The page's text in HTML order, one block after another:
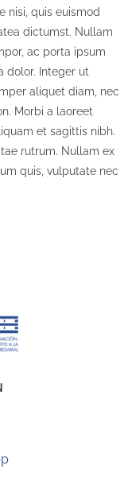
nisi, quis euismod
dictumst. Nullam
ac porta ipsum
dolor. Integer ut
aliquet diam, nec
Morbi a laoreet
et sagittis nibh.
rutrum. Nullam ex
quis, vulputate nec